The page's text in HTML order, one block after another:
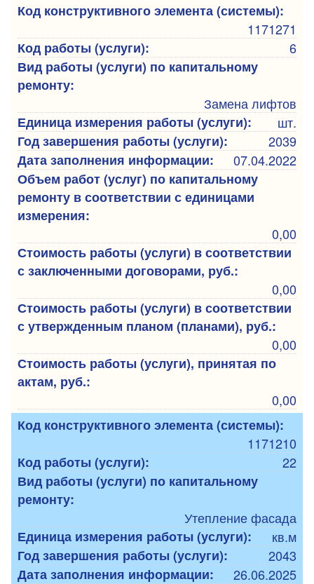
Код конструктивного элемента (системы):
1171271
Код работы (услуги):
6
Вид работы (услуги) по капитальному
ремонту:
Замена лифтов
Единица измерения работы (услуги):
шт.
Год завершения работы (услуги):
2039
Дата заполнения информации:
07.04.2022
Объем работ (услуг) по капитальному
ремонту в соответствии с единицами
измерения:
0,00
Стоимость работы (услуги) в соответствии
с заключенными договорами, руб.:
0,00
Стоимость работы (услуги) в соответствии
с утвержденным планом (планами), руб.:
0,00
Стоимость работы (услуги), принятая по
актам, руб.:
0,00
Код конструктивного элемента (системы):
1171210
Код работы (услуги):
22
Вид работы (услуги) по капитальному
ремонту:
Утепление фасада
Единица измерения работы (услуги):
кв.м
Год завершения работы (услуги):
2043
Дата заполнения информации:
26.06.2025